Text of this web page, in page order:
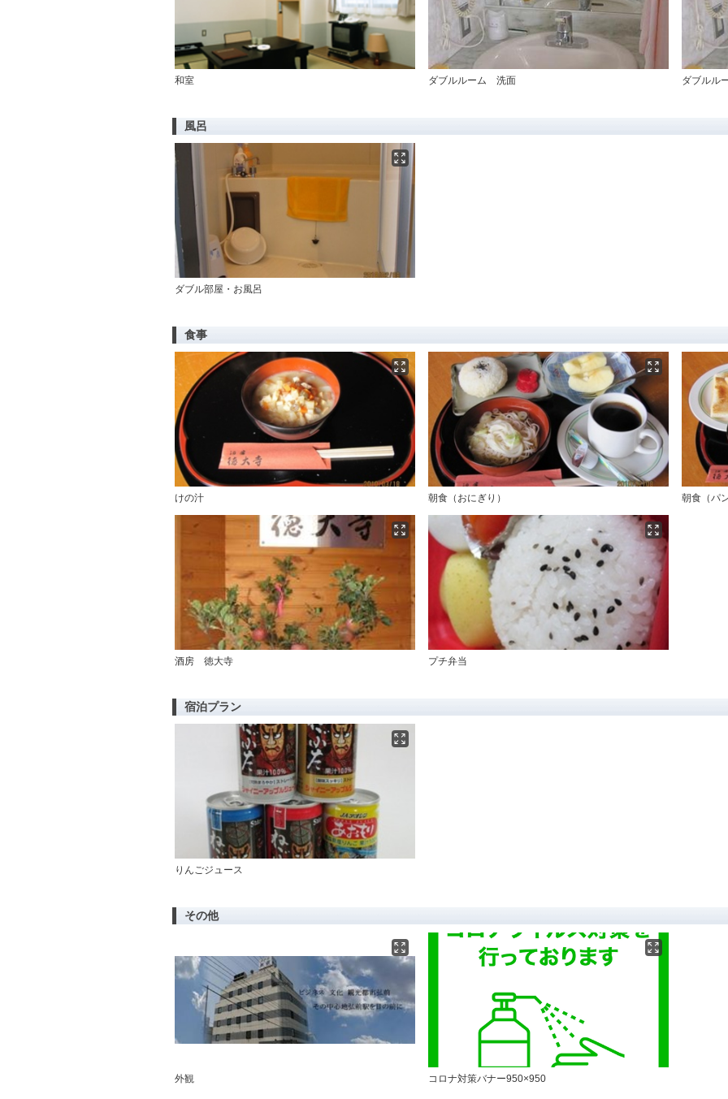
和室 ダブルルーム 洗面 ダブルル
風呂
ダブル部屋・お風呂
食事
けの汁 朝食（おにぎり） 朝食（パ
酒房 徳大寺 プチ弁当
宿泊プラン
りんごジュース
その他
外観 コロナ対策バナー950×950